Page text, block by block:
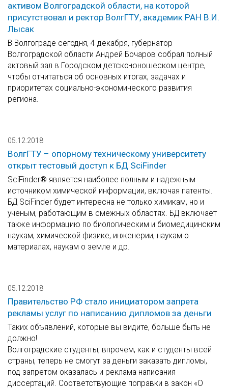
активом Волгоградской области, на которой
присутствовал и ректор ВолгГТУ, академик РАН В.И.
Лысак
В Волгограде сегодня, 4 декабря, губернатор
Волгоградской области Андрей Бочаров собрал полный
актовый зал в Городском детско-юношеском центре,
чтобы отчитаться об основных итогах, задачах и
приоритетах социально-экономического развития
региона.
05.12.2018
ВолгГТУ – опорному техническому университету
открыт тестовый доступ к БД SciFinder
SciFinder® является наиболее полным и надежным
источником химической информации, включая патенты.
БД SciFinder будет интересна не только химикам, но и
ученым, работающим в смежных областях. БД включает
также информацию по биологическим и биомедицинским
наукам, химической физике, инженерии, наукам о
материалах, наукам о земле и др.
05.12.2018
Правительство РФ стало инициатором запрета
рекламы услуг по написанию дипломов за деньги
Таких объявлений, которые вы видите, больше быть не
должно!
Волгоградские студенты, впрочем, как и студенты всей
страны, теперь не смогут за деньги заказать дипломы,
под запретом оказалась и реклама написания
диссертаций. Соответствующие поправки в закон «О